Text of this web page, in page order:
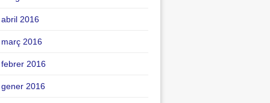
abril 2016
març 2016
febrer 2016
gener 2016